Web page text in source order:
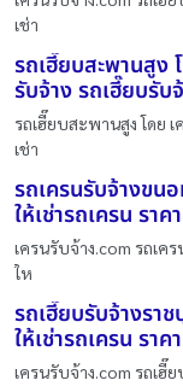
เช่า
รถเฮี๊ยบสะพานสูง
รับจ้าง รถเฮี๊ยบรับ
รถเฮี๊ยบสะพานสูง โดย
เช่า
รถเครนรับจ้างขน
ให้เช่ารถเครน ราค
เครนรับจ้าง.com รถเค
ให
รถเฮี๊ยบรับจ้างราช
ให้เช่ารถเครน ราค
เครนรับจ้าง.com รถเฮี๊